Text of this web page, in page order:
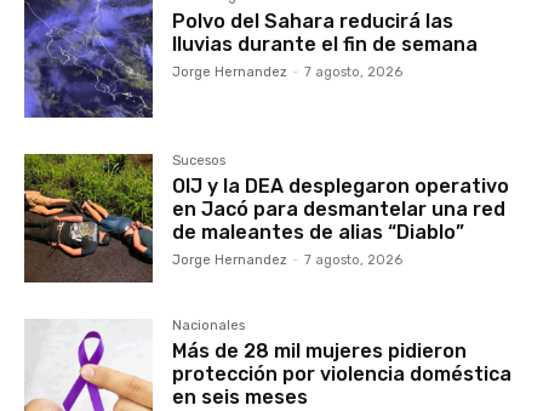
Polvo del Sahara reducirá las
lluvias durante el fin de semana
Jorge Hernandez - 7 agosto, 2026
Sucesos
OIJ y la DEA desplegaron operativo
en Jacó para desmantelar una red
de maleantes de alias “Diablo”
Jorge Hernandez - 7 agosto, 2026
Nacionales
Más de 28 mil mujeres pidieron
protección por violencia doméstica
en seis meses